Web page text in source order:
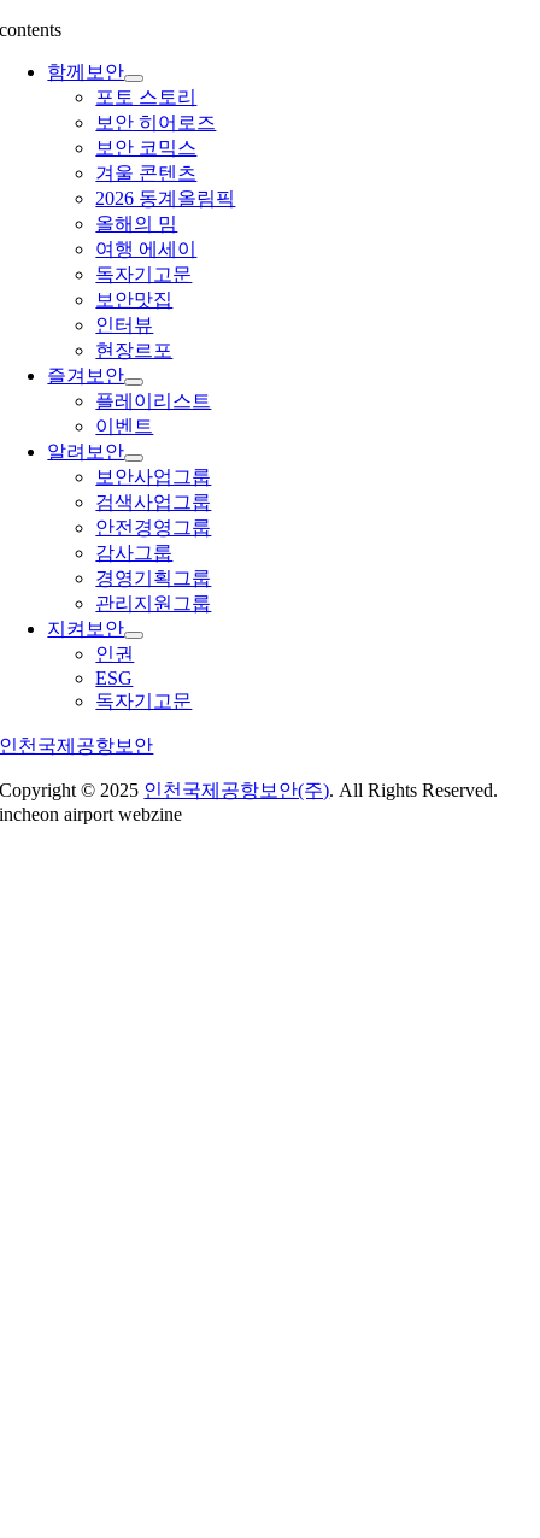
contents
함께보안
포토 스토리
보안 히어로즈
보안 코믹스
겨울 콘텐츠
2026 동계올림픽
올해의 밈
여행 에세이
독자기고문
보안맛집
인터뷰
현장르포
즐겨보안
플레이리스트
이벤트
알려보안
보안사업그룹
검색사업그룹
안전경영그룹
감사그룹
경영기획그룹
관리지원그룹
지켜보안
인권
ESG
독자기고문
인천국제공항보안
Copyright © 2025 인천국제공항보안(주). All Rights Reserved.
incheon airport webzine